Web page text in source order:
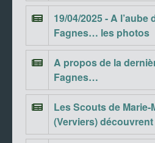
19/04/2025 - A
Fagnes… les photos
A propos de la
Fagnes…
Les Scouts de Marie-
(Verviers)